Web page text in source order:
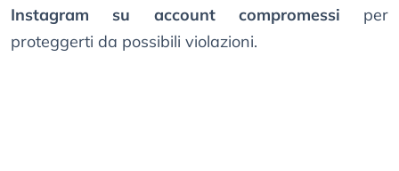
Instagram su account compromessi per
proteggerti da possibili violazioni.